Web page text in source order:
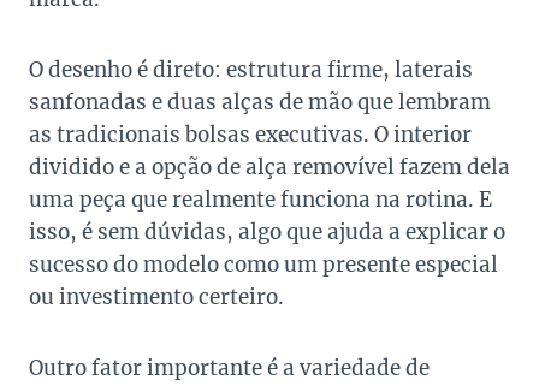
O desenho é direto: estrutura firme, laterais
sanfonadas e duas alças de mão que lembram
as tradicionais bolsas executivas. O interior
dividido e a opção de alça removível fazem dela
uma peça que realmente funciona na rotina. E
isso, é sem dúvidas, algo que ajuda a explicar o
sucesso do modelo como um presente especial
ou investimento certeiro.
Outro fator importante é a variedade de